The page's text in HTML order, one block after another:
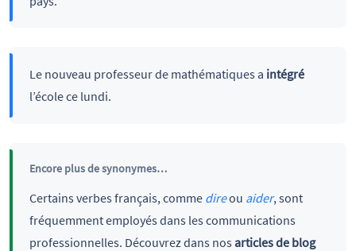
Le nouveau professeur de mathématiques a intégré
l’école ce lundi.
Encore plus de synonymes…
Certains verbes français, comme direou aider, sont
fréquemment employés dans les communications
professionnelles. Découvrez dans nos articles de blog